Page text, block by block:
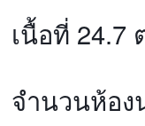
เนื้อที่ 24.7
จำนวนห้อง